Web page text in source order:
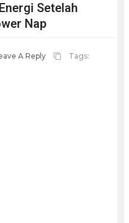
Setelah
Nap
A Reply
Tags: